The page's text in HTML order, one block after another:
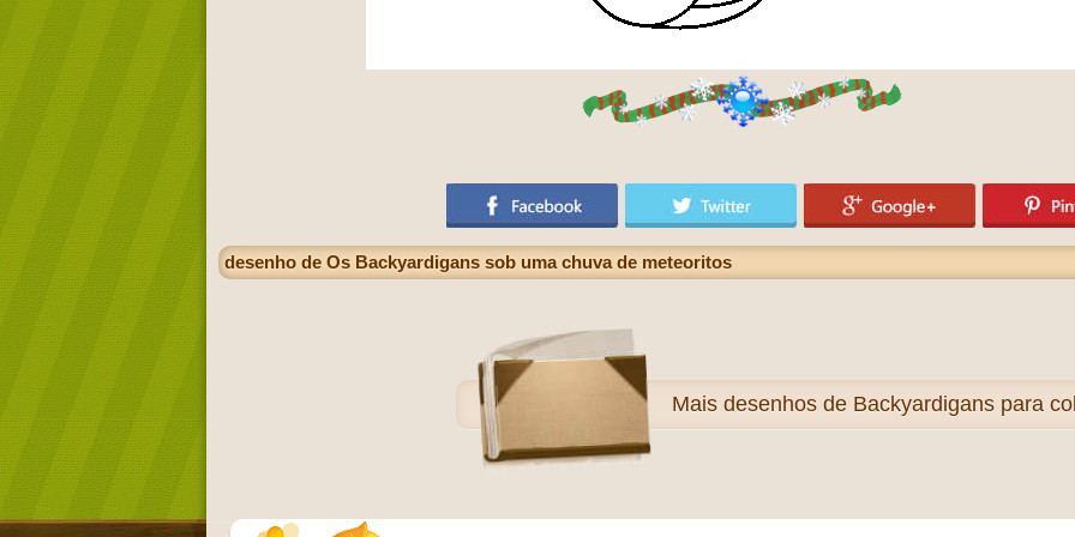
desenho de Os Backyardigans sob uma chuva de meteoritos
Mais desenhos de Backyardigans para